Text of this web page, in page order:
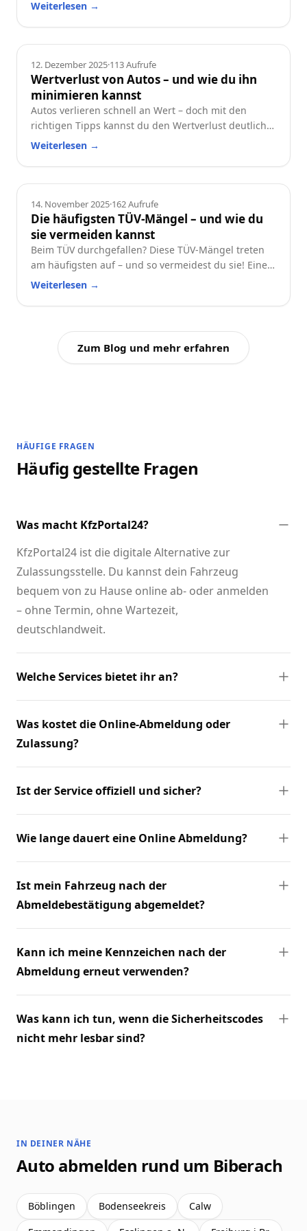
Weiterlesen →
Ratgeber
12. Dezember 2025·113Aufrufe
Wertverlust von Autos – und wie du ihn
minimieren kannst
Autos verlieren schnell an Wert – doch mit den
richtigen Tipps kannst du den Wertverlust deutlich
reduzieren. Erfahre, welche Faktoren besonders
wertstabil hältst.
Weiterlesen →
Ratgeber
14. November 2025·162Aufrufe
Die häufigsten TÜV-Mängel – und wie du
sie vermeiden kannst
Beim TÜV durchgefallen? Diese TÜV-Mängel treten
am häufigsten auf – und so vermeidest du sie! Eine
praktische Checkliste für alle Autofahrer.
Weiterlesen →
Zum Blog und mehr erfahren
HÄUFIGE FRAGEN
Häufig gestellte Fragen
Was macht KfzPortal24?
KfzPortal24 ist die digitale Alternative zur
Zulassungsstelle. Du kannst dein Fahrzeug
bequem von zu Hause online ab- oder anmelden
– ohne Termin, ohne Wartezeit,
deutschlandweit.
Welche Services bietet ihr an?
Was kostet die Online-Abmeldung oder
Zulassung?
Ist der Service offiziell und sicher?
Wie lange dauert eine Online Abmeldung?
Ist mein Fahrzeug nach der
Abmeldebestätigung abgemeldet?
Kann ich meine Kennzeichen nach der
Abmeldung erneut verwenden?
Was kann ich tun, wenn die Sicherheitscodes
nicht mehr lesbar sind?
IN DEINER NÄHE
Auto abmelden rund um Biberach
Böblingen Bodenseekreis
Calw